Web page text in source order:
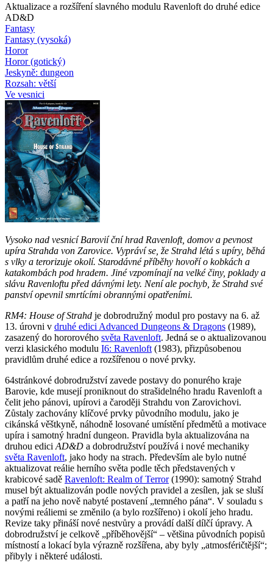
Aktualizace a rozšíření slavného modulu Ravenloft do druhé edice
AD&D
Fantasy
Fantasy (vysoká)
Horor
Horor (gotický)
Jeskyně: dungeon
Rozsah: větší
Ve vesnici
Vysoko nad vesnicí Barovií ční hrad Ravenloft, domov a pevnost
upíra Strahda von Zarovice. Vypráví se, že Strahd létá s upíry, běhá
s vlky a terorizuje okolí. Starodávné příběhy hovoří o kobkách a
katakombách pod hradem. Jiné vzpomínají na velké činy, poklady a
slávu Ravenloftu před dávnými lety. Není ale pochyb, že Strahd své
panství opevnil smrtícími obrannými opatřeními.
RM4: House of Strahd je dobrodružný modul pro postavy na 6. až
13. úrovni v druhé edici Advanced Dungeons & Dragons (1989),
zasazený do hororového světa Ravenloft. Jedná se o aktualizovanou
verzi klasického modulu I6: Ravenloft (1983), přizpůsobenou
pravidlům druhé edice a rozšířenou o nové prvky.
64stránkové dobrodružství zavede postavy do ponurého kraje
Barovie, kde musejí proniknout do strašidelného hradu Ravenloft a
čelit jeho pánovi, upírovi a čaroději Strahdu von Zarovichovi.
Zůstaly zachovány klíčové prvky původního modulu, jako je
cikánská věštkyně, náhodně losované umístění předmětů a motivace
upíra i samotný hradní dungeon. Pravidla byla aktualizována na
druhou edici AD&D a dobrodružství používá i nové mechaniky
světa Ravenloft, jako hody na strach. Především ale bylo nutné
aktualizovat reálie herního světa podle těch představených v
krabicové sadě Ravenloft: Realm of Terror(1990): samotný Strahd
musel být aktualizován podle nových pravidel a zesílen, jak se sluší
a patří na jeho nově nabyté postavení „temného pána“. V souladu s
novými reáliemi se změnilo (a bylo rozšířeno) i okolí jeho hradu.
Revize taky přináší nové nestvůry a provádí další dílčí úpravy. A
dobrodružství je celkově „příběhovější“ – většina původních popisů
místností a lokací byla výrazně rozšířena, aby byly „atmosféričtější“;
přibyly i některé události.